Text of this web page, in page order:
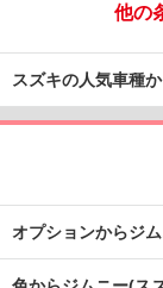
他の
スズキの人気車種
オプションからジ